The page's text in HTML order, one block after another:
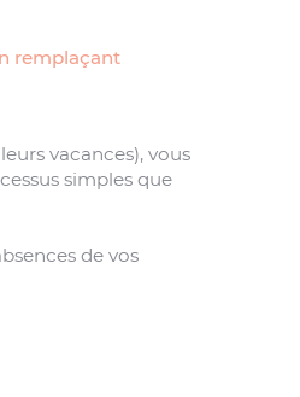
remplaçant
vacances), vous
simples que
de vos